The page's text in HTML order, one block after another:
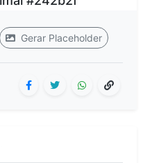
Gerar Placeholder